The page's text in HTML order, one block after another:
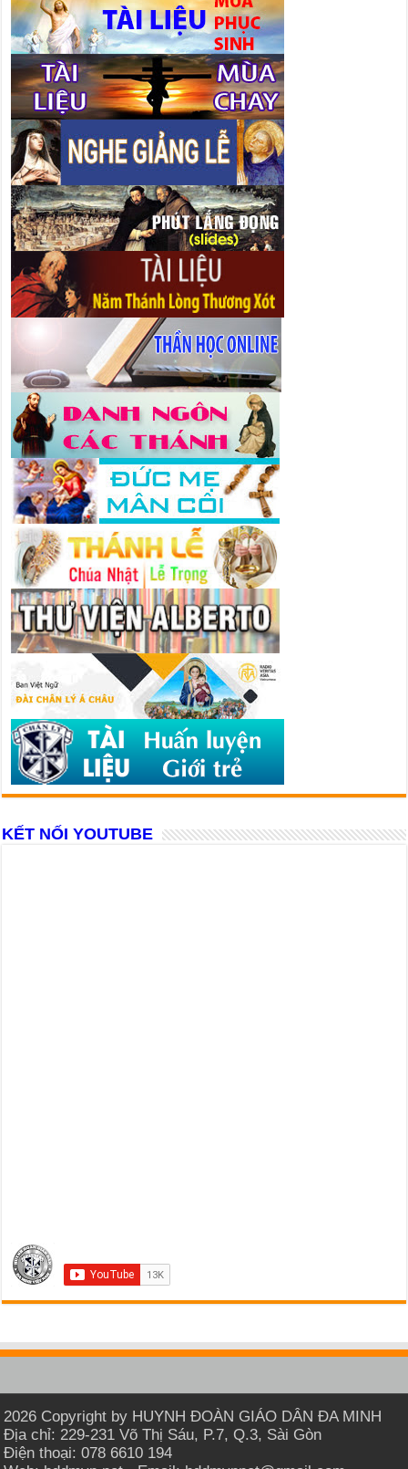
KẾT NỐI YOUTUBE
2026 Copyright by HUYNH ĐOÀN GIÁO DÂN ĐA MINH
Địa chỉ: 229-231 Võ Thị Sáu, P.7, Q.3, Sài Gòn
Điện thoại: 078 6610 194